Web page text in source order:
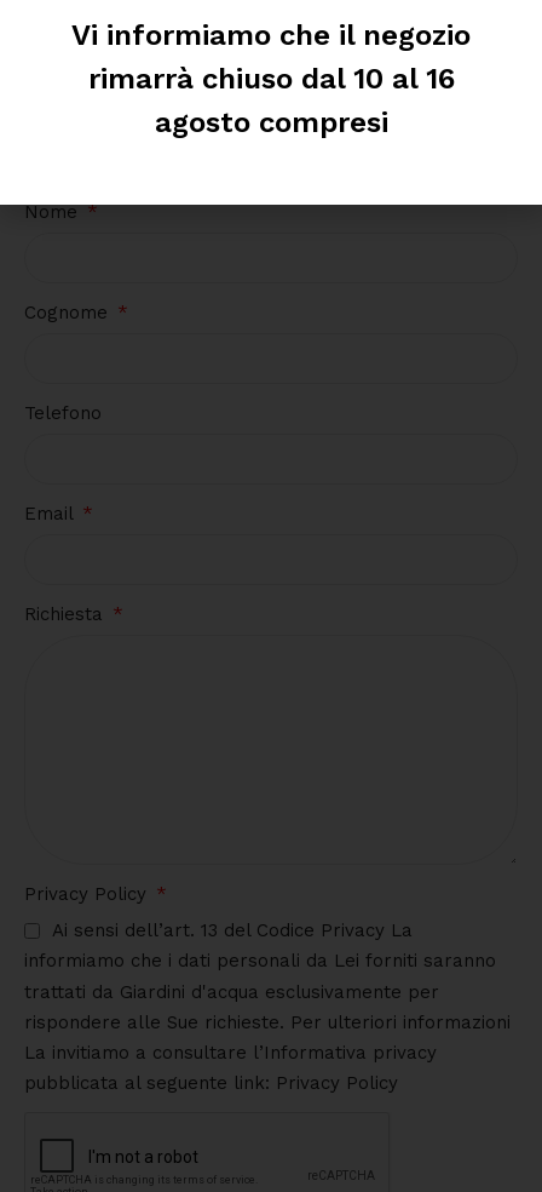
Richiedi informazioni
Nome
Cognome
Telefono
Email
Richiesta
Privacy Policy
Ai sensi dell’art. 13 del Codice Privacy La
informiamo che i dati personali da Lei forniti saranno
trattati da Giardini d'acqua esclusivamente per
rispondere alle Sue richieste. Per ulteriori informazioni
La invitiamo a consultare l’Informativa privacy
pubblicata al seguente link: Privacy Policy
Vi informiamo che il negozio
rimarrà chiuso dal 10 al 16
agosto compresi